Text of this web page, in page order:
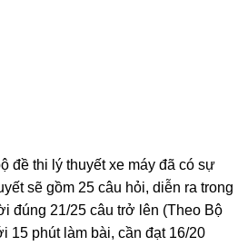
đề thi lý thuyết xe máy đã có sự
sẽ gồm 25 câu hỏi, diễn ra trong
đúng 21/25 câu trở lên (Theo Bộ
15 phút làm bài, cần đạt 16/20